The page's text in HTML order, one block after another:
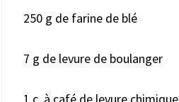
250 g de farine de blé
7 g de levure de boulanger
1 c. à café de levure chimique